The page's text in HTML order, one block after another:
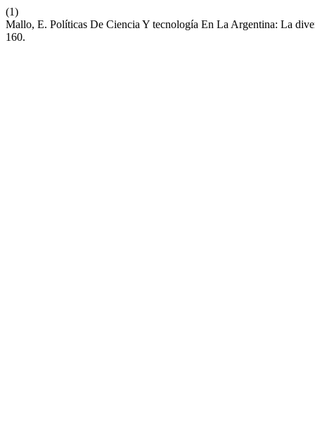
(1)
Mallo, E. Políticas De Ciencia Y tecnología En La Argentina: La
160.